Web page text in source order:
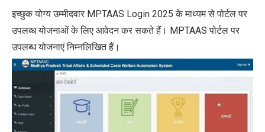
इच्छुक योग्य उम्मीदवार MPTAAS Login 2025 के माध्यम से पोर्टल पर
उपलब्ध योजनाओं के लिए आवेदन कर सकते हैं। MPTAAS पोर्टल पर
उपलब्ध योजनाएं निम्नलिखित हैं।